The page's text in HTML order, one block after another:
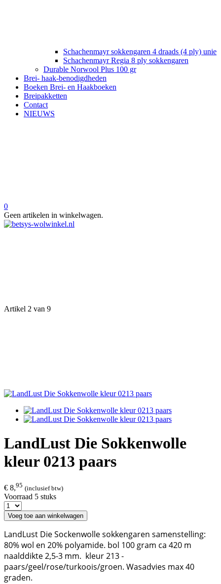
Schachenmayr sokkengaren 4 draads (4 ply) unie
Schachenmayr Regia 8 ply sokkengaren
Durable Norwool Plus 100 gr
Brei- haak-benodigdheden
Boeken Brei- en Haakboeken
Breipakketten
Contact
NIEUWS
0
Geen artikelen in winkelwagen.
Artikel 2 van 9
LandLust Die Sokkenwolle
kleur 0213 paars
€ 8,95 (inclusief btw)
Voorraad 5 stuks
Voeg toe aan winkelwagen
LandLust Die Sockenwolle sokkengaren samenstelling:
80% wol en 20% polyamide. bol 100 gram ca 420 m
naalddikte 2,5-3 mm. kleur 213 -
paars/geel/rose/turkoois/groen. Wasadvies max 40
graden.